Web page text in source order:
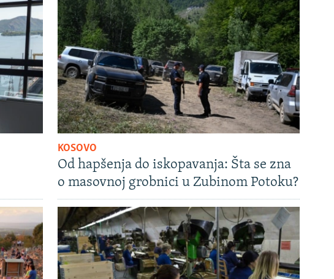
KOSOVO
Od hapšenja do iskopavanja: Šta se zna
o masovnoj grobnici u Zubinom Potoku?